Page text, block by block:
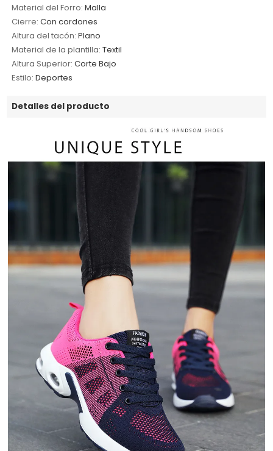
Material del Forro: Malla
Cierre: Con cordones
Altura del tacón: Plano
Material de la plantilla: Textil
Altura Superior: Corte Bajo
Estilo: Deportes
Detalles del producto